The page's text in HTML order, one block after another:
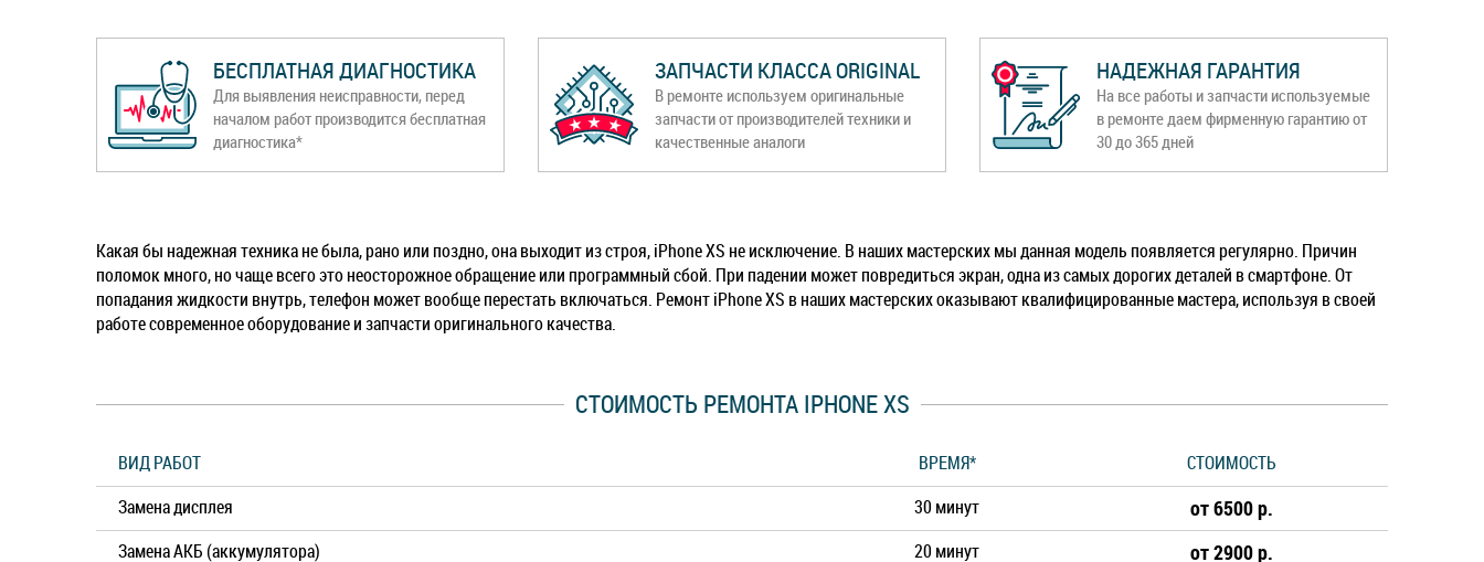
БЕСПЛАТНАЯ ДИАГНОСТИКА
Для выявления неисправности, перед
началом работ производится бесплатная
диагностика*
ЗАПЧАСТИ КЛАССА ORIGINAL
В ремонте используем оригинальные
запчасти от производителей техники и
качественные аналоги
НАДЕЖНАЯ ГАРАНТИЯ
На все работы и запчасти используемые
в ремонте даем фирменную гарантию от
30 до 365 дней
Какая бы надежная техника не была, рано или поздно, она выходит из строя, iPhone XS не исключение. В наших мастерских мы данная модель появляется регулярно. Причин
поломок много, но чаще всего это неосторожное обращение или программный сбой. При падении может повредиться экран, одна из самых дорогих деталей в смартфоне. От
попадания жидкости внутрь, телефон может вообще перестать включаться. Ремонт iPhone XS в наших мастерских оказывают квалифицированные мастера, используя в своей
работе современное оборудование и запчасти оригинального качества.
СТОИМОСТЬ РЕМОНТА IPHONE XS
ВИД РАБОТ ВРЕМЯ*
СТОИМОСТЬ
Замена дисплея
30 минут от 6500 р.
Замена АКБ (аккумулятора) 20 минут от 2900 р.